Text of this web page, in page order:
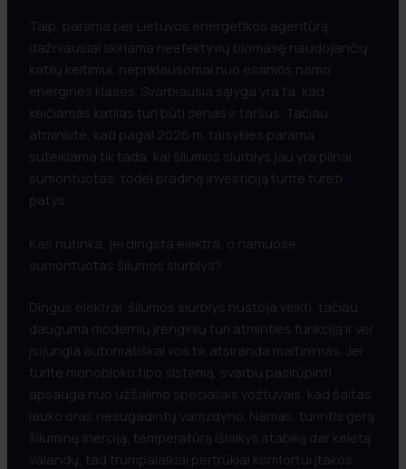
Taip, parama per Lietuvos energetikos agentūrą
dažniausiai skiriama neefektyvių biomasę naudojančių
katilų keitimui, nepriklausomai nuo esamos namo
energinės klasės. Svarbiausia sąlyga yra ta, kad
keičiamas katilas turi būti senas ir taršus. Tačiau
atminkite, kad pagal 2026 m. taisykles parama
suteikiama tik tada, kai šilumos siurblys jau yra pilnai
sumontuotas, todėl pradinę investiciją turite turėti
patys.
Kas nutinka, jei dingsta elektra, o namuose
sumontuotas šilumos siurblys?
Dingus elektrai, šilumos siurblys nustoja veikti, tačiau
dauguma modernių įrenginių turi atminties funkciją ir vėl
įsijungia automatiškai vos tik atsiranda maitinimas. Jei
turite monobloko tipo sistemą, svarbu pasirūpinti
apsauga nuo užšalimo specialiais vožtuvais, kad šaltas
lauko oras nesugadintų vamzdyno. Namas, turintis gerą
šiluminę inerciją, temperatūrą išlaikys stabilią dar keletą
valandų, tad trumpalaikiai pertrūkiai komfortui įtakos